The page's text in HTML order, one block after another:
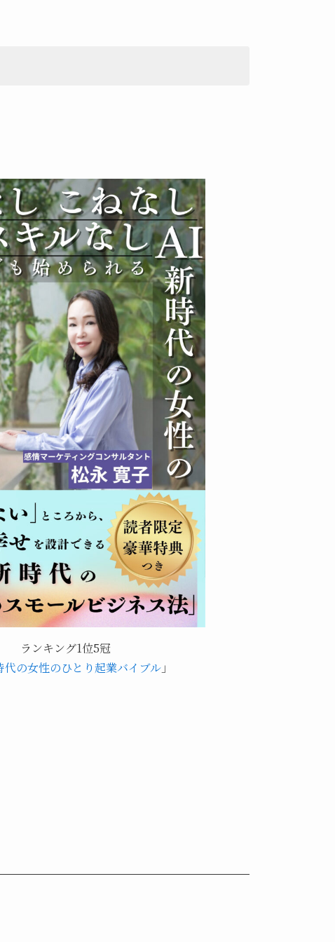
ランキング1位5冠
の女性のひとり起業バイブル」